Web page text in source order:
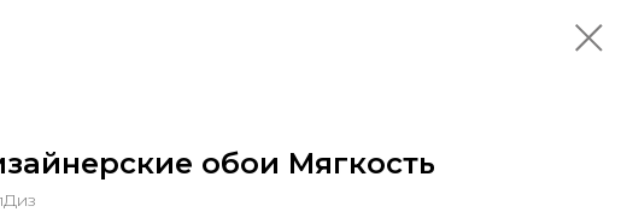
обои Мягкость